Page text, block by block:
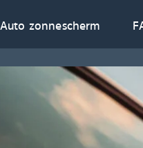
Auto zonnescherm